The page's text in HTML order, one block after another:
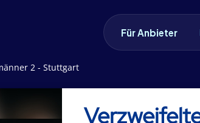
Für Anbieter
2 - Stuttgart